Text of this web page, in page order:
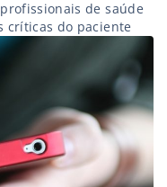
de saúde
críticas do paciente